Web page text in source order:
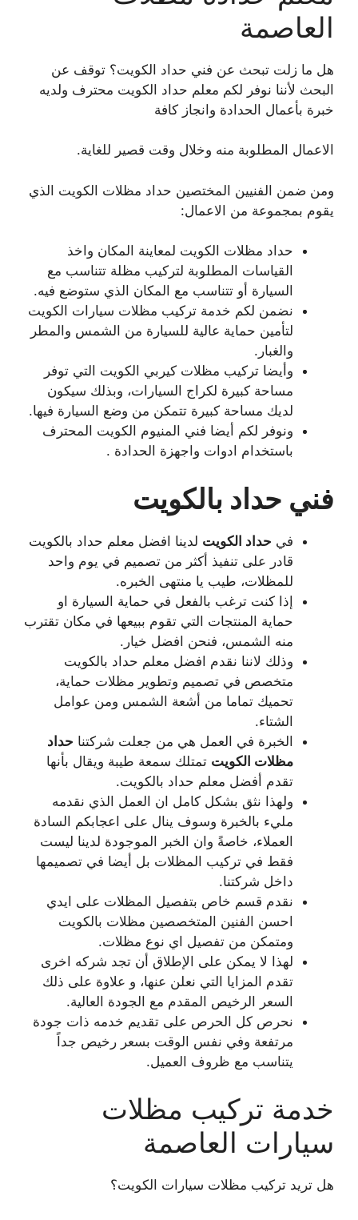
العاصمة
هل ما زلت تبحث عن فني حداد الكويت؟ توقف عن
البحث لأننا نوفر لكم معلم حداد الكويت محترف ولديه
خبرة بأعمال الحدادة وانجاز كافة
الاعمال المطلوبة منه وخلال وقت قصير للغاية.
ومن ضمن الفنيين المختصين حداد مظلات الكويت الذي
يقوم بمجموعة من الاعمال:
حداد مظلات الكويت لمعاينة المكان واخذ
القياسات المطلوبة لتركيب مظلة تتناسب مع
السيارة أو تتناسب مع المكان الذي ستوضع فيه.
نضمن لكم خدمة تركيب مظلات سيارات الكويت
لتأمين حماية عالية للسيارة من الشمس والمطر
والغبار.
وأيضا تركيب مظلات كيربي الكويت التي توفر
مساحة كبيرة لكراج السيارات، وبذلك سيكون
لديك مساحة كبيرة تتمكن من وضع السيارة فيها.
ونوفر لكم أيضا فني المنيوم الكويت المحترف
باستخدام ادوات واجهزة الحدادة .
فني حداد بالكويت
في حداد الكويت لدينا افضل معلم حداد بالكويت
قادر على تنفيذ أكثر من تصميم في يوم واحد
للمظلات، طيب يا منتهى الخبره.
إذا كنت ترغب بالفعل في حماية السيارة او
حماية المنتجات التي تقوم ببيعها في مكان تقترب
منه الشمس، فنحن افضل خيار.
وذلك لاننا نقدم افضل معلم حداد بالكويت
متخصص في تصميم وتطوير مظلات حماية،
تحميك تماما من أشعة الشمس ومن عوامل
الشتاء.
الخبرة في العمل هي من جعلت شركتنا حداد
مظلات الكويت تمتلك سمعة طيبة ويقال بأنها
تقدم أفضل معلم حداد بالكويت.
ولهذا نثق بشكل كامل ان العمل الذي نقدمه
مليء بالخبرة وسوف ينال على اعجابكم السادة
العملاء، خاصةً وان الخبر الموجودة لدينا ليست
فقط في تركيب المظلات بل أيضا في تصميمها
داخل شركتنا.
نقدم قسم خاص بتفصيل المظلات على ايدي
احسن الفنين المتخصصين مظلات بالكويت
ومتمكن من تفصيل اي نوع مظلات.
لهذا لا يمكن على الإطلاق أن تجد شركه اخرى
تقدم المزايا التي نعلن عنها، و علاوة على ذلك
السعر الرخيص المقدم مع الجودة العالية.
نحرص كل الحرص على تقديم خدمه ذات جودة
مرتفعة وفي نفس الوقت بسعر رخيص جداً
يتناسب مع ظروف العميل.
خدمة تركيب مظلات
سيارات العاصمة
هل تريد تركيب مظلات سيارات الكويت؟